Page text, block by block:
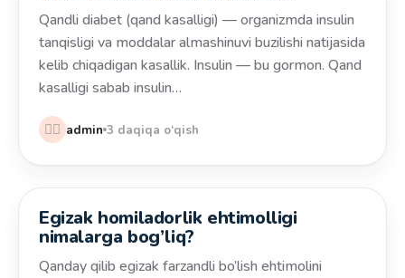
Qandli diabet (qand kasalligi) — organizmda insulin
tanqisligi va moddalar almashinuvi buzilishi natijasida
kelib chiqadigan kasallik. Insulin — bu gormon. Qand
kasalligi sabab insulin…
👩‍⚕️ admin 3 daqiqa o‘qish
Salomatlik
Egizak homiladorlik ehtimolligi
nimalarga bog’liq?
Qanday qilib egizak farzandli bo’lish ehtimolini